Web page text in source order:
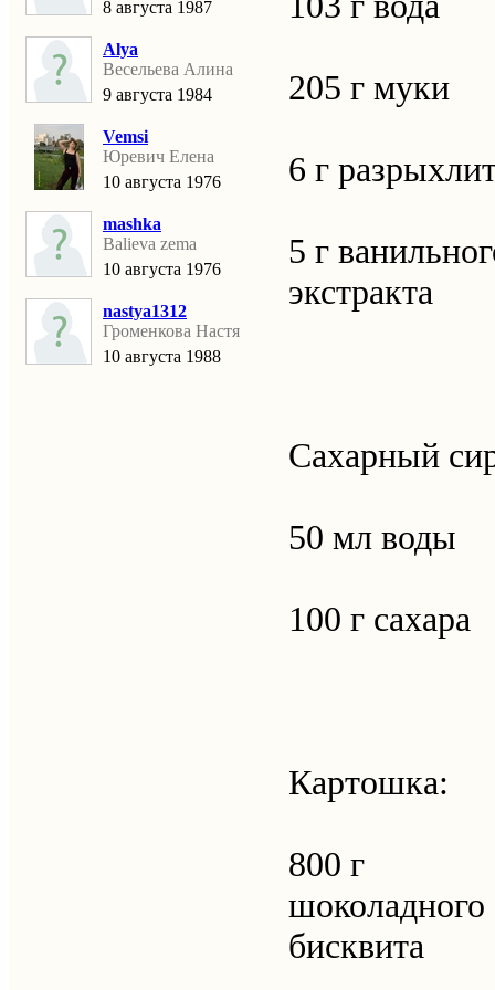
8 августа 1987
Alya
Весельева Алина
9 августа 1984
Vemsi
Юревич Елена
10 августа 1976
mashka
Balieva zema
10 августа 1976
nastya1312
Громенкова Настя
10 августа 1988
205 г муки
6 г
5 г
экстракта
Сахарный
50 мл воды
100 г сахара
Картошка:
800 г
шоколадного
бисквита